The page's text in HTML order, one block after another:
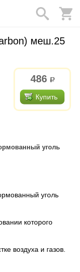
меш.25
486 р.
Купить
уголь
уголь
которого
воздуха и газов.